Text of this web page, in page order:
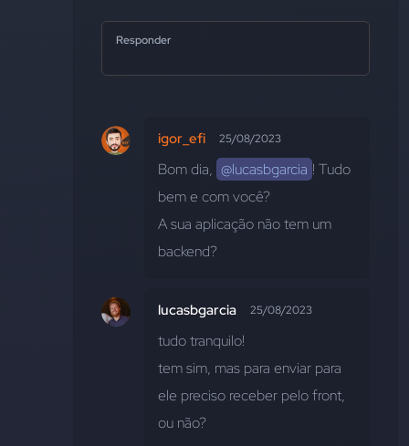
Responder
igor_efi 25/08/2023
Bom dia, @lucasbgarcia ! Tudo
bem e com você?
A sua aplicação não tem um
backend?
lucasbgarcia 25/08/2023
tudo tranquilo!
tem sim, mas para enviar para
ele preciso receber pelo front,
ou não?